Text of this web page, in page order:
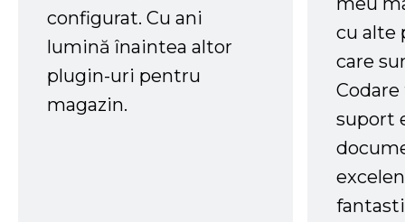
configurat. Cu ani
lumină înaintea altor
plugin-uri pentru
magazin.
cu alte
care
suport